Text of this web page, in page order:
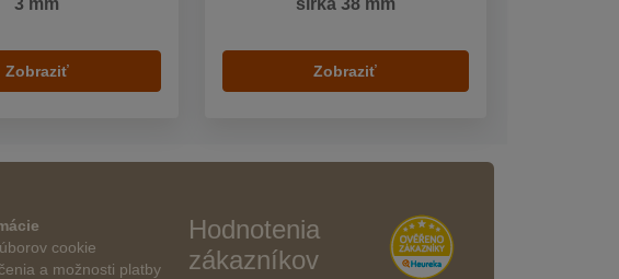
Zobraziť Zobraziť
cookie
a možnosti platby
Hodnotenia
zákazníkov